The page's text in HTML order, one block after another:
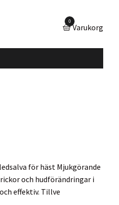
0
Varukorg
för häst Mjukgörande
och hudförändringar i
effektiv. Tillve